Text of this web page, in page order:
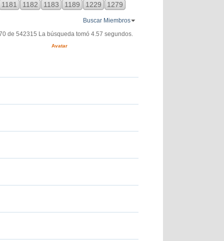
1181 1182 1183 1189 1229
1279
Buscar Miembros
de 542315 La búsqueda tomó 4.57 segundos.
Avatar